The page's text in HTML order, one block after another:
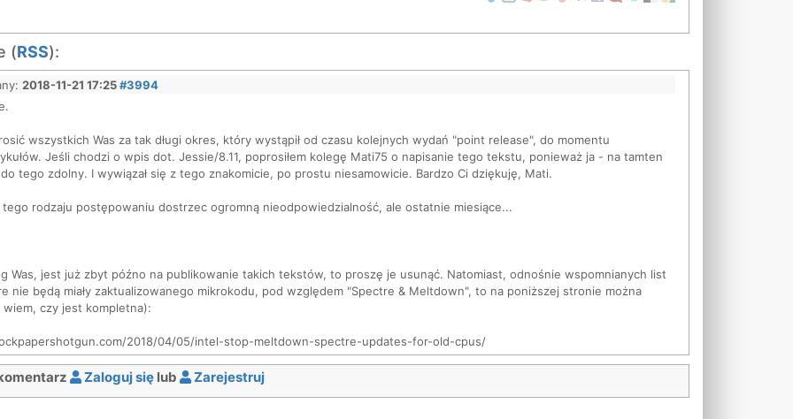
(RSS):
2018-11-21 17:25#3994
wszystkich Was za tak długi okres, który wystąpił od czasu kolejnych wydań "point release", do momentu
Jeśli chodzi o wpis dot. Jessie/8.11, poprosiłem kolegę Mati75 o napisanie tego tekstu, ponieważ ja - na tamten
tego zdolny. I wywiązał się z tego znakomicie, po prostu niesamowicie. Bardzo Ci dziękuję, Mati.
tego rodzaju postępowaniu dostrzec ogromną nieodpowiedzialność, ale ostatnie miesiące...
Was, jest już zbyt późno na publikowanie takich tekstów, to proszę je usunąć. Natomiast, odnośnie wspomnianych list
nie będą miały zaktualizowanego mikrokodu, pod względem "Spectre & Meltdown", to na poniższej stronie można
czy jest kompletna):
2018/04/05/intel-stop-meltdown-spectre-updates-for-old-cpus/
Zaloguj się lub Zarejestruj